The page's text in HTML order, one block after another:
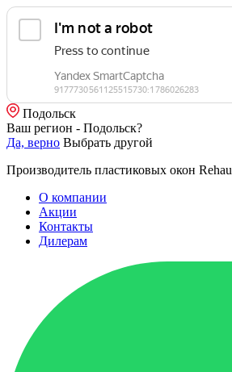
Подольск
Ваш регион - Подольск?
Да, верно Выбрать другой
Производитель пластиковых окон Rehau
О компании
Акции
Контакты
Дилерам